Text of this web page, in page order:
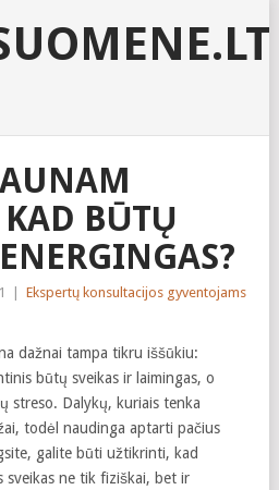
BŪTŲ
Ekspertų konsultacijos gyventojams
dažnai tampa tikru iššūkiu:
būtų sveikas ir laimingas, o
streso. Dalykų, kuriais tenka
todėl naudinga aptarti pačius
galite būti užtikrinti, kad
sveikas ne tik fiziškai, bet ir